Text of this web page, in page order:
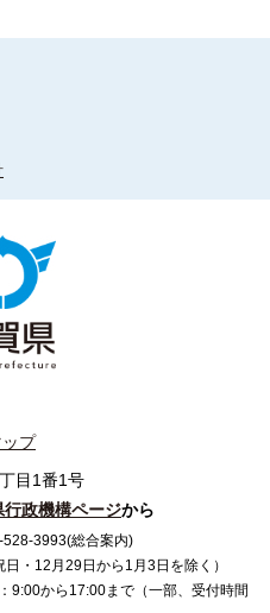
プ
目1番1号
行政機構ページから
3993(総合案内)
・12月29日から1月3日を除く）
9:00から17:00まで（一部、受付時間